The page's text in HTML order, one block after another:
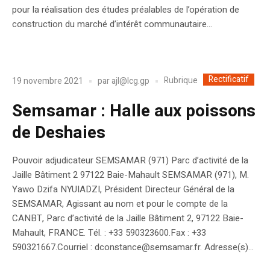
pour la réalisation des études préalables de l’opération de
construction du marché d’intérêt communautaire...
19 novembre 2021 parajl@lcg.gp Rubrique Rectificatif
Semsamar : Halle aux poissons
de Deshaies
Pouvoir adjudicateur SEMSAMAR (971) Parc d’activité de la
Jaille Bâtiment 2 97122 Baie-Mahault SEMSAMAR (971), M.
Yawo Dzifa NYUIADZI, Président Directeur Général de la
SEMSAMAR, Agissant au nom et pour le compte de la
CANBT, Parc d’activité de la Jaille Bâtiment 2, 97122 Baie-
Mahault, FRANCE. Tél. : +33 590323600.Fax : +33
590321667.Courriel : dconstance@semsamar.fr. Adresse(s)...